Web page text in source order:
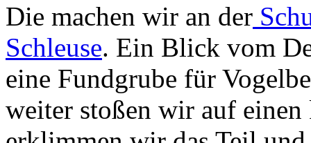
Die machen wir an der
Schleuse. Ein Blick vom
eine Fundgrube für
weiter stoßen wir auf